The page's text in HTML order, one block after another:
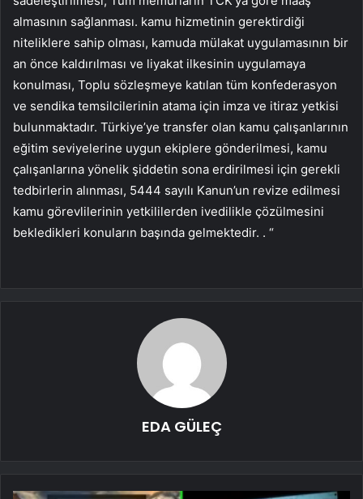
almasının sağlanması. kamu hizmetinin gerektirdiği
niteliklere sahip olması, kamuda mülakat uygulamasının bir
an önce kaldırılması ve liyakat ilkesinin uygulamaya
konulması, Toplu sözleşmeye katılan tüm konfederasyon
ve sendika temsilcilerinin atama için imza ve itiraz yetkisi
bulunmaktadır. Türkiye’ye transfer olan kamu çalışanlarının
eğitim seviyelerine uygun ekiplere gönderilmesi, kamu
çalışanlarına yönelik şiddetin sona erdirilmesi için gerekli
tedbirlerin alınması, 5444 sayılı Kanun’un revize edilmesi
kamu görevlilerinin yetkililerden ivedilikle çözülmesini
bekledikleri konuların başında gelmektedir. . “
EDA GÜLEÇ